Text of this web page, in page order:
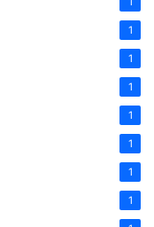
1
1
1
1
1
1
1